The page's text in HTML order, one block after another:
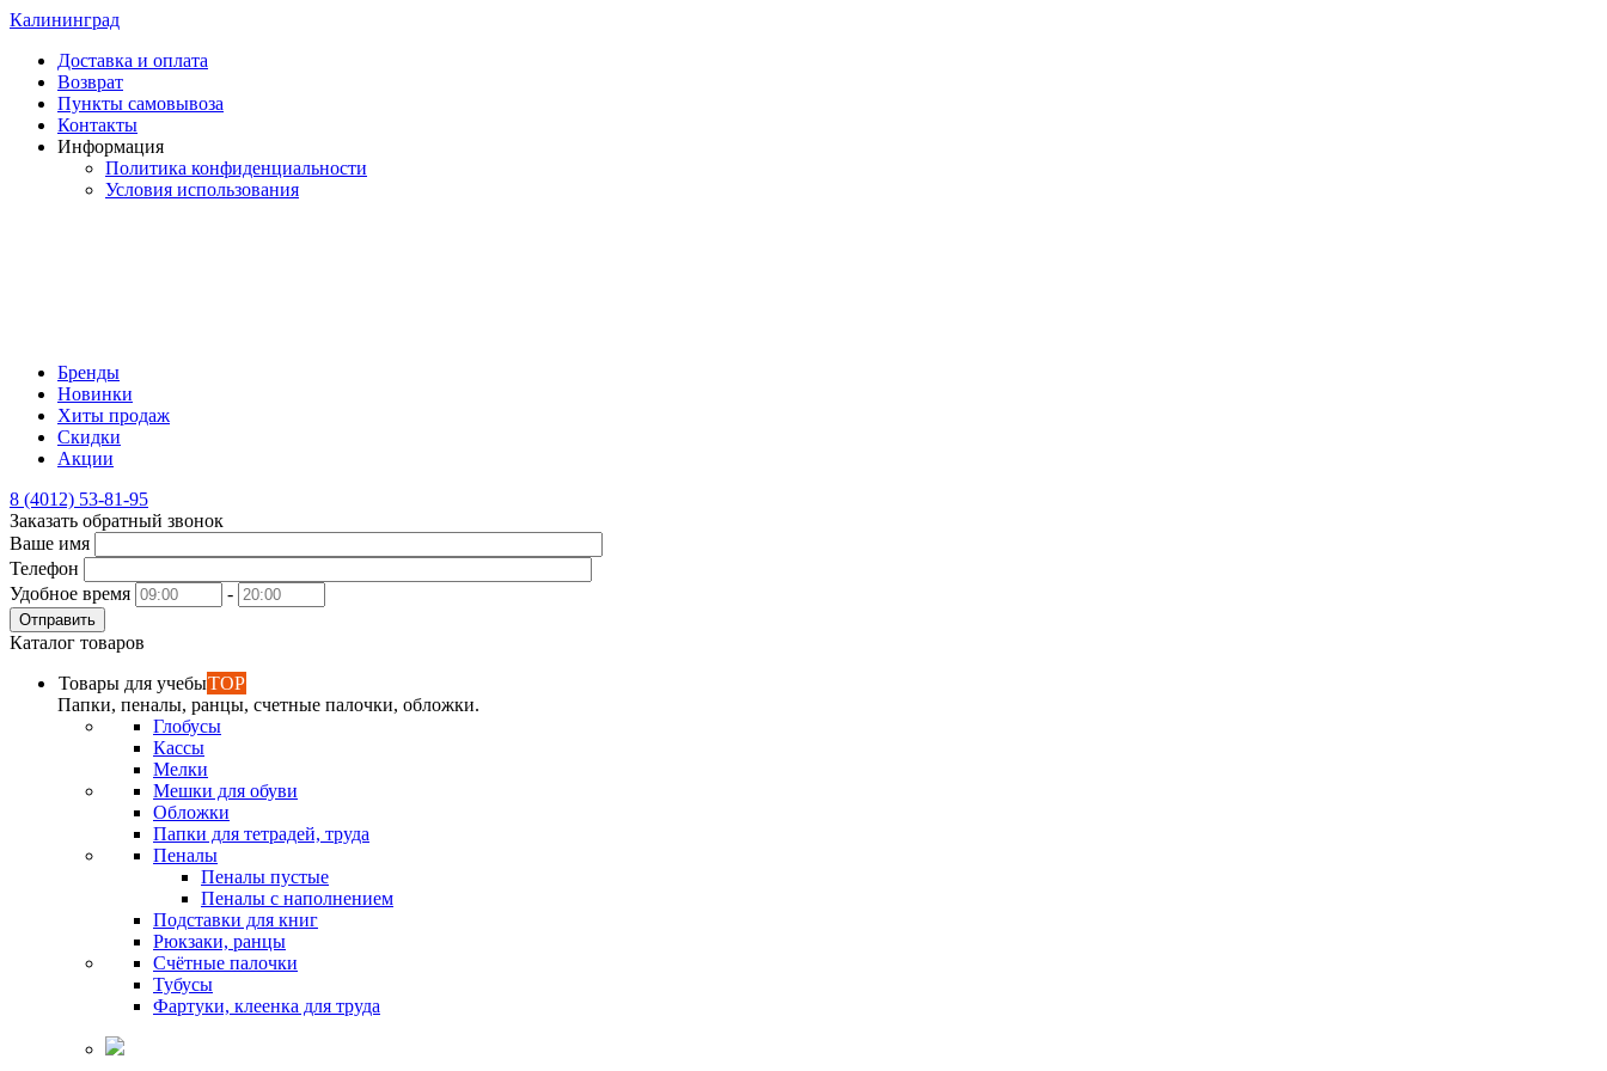
Калининград
Доставка и оплата
Возврат
Пункты самовывоза
Контакты
Информация
Политика конфиденциальности
Условия использования
Бренды
Новинки
Хиты продаж
Скидки
Акции
8 (4012) 53-81-95
Заказать обратный звонок
Ваше имя
Телефон
Удобное время
-
Отправить
Каталог товаров
Товары для учебыTOP
Папки, пеналы, ранцы, счетные палочки, обложки.
Глобусы
Кассы
Мелки
Мешки для обуви
Обложки
Папки для тетрадей, труда
Пеналы
Пеналы пустые
Пеналы с наполнением
Подставки для книг
Рюкзаки, ранцы
Счётные палочки
Тубусы
Фартуки, клеенка для труда